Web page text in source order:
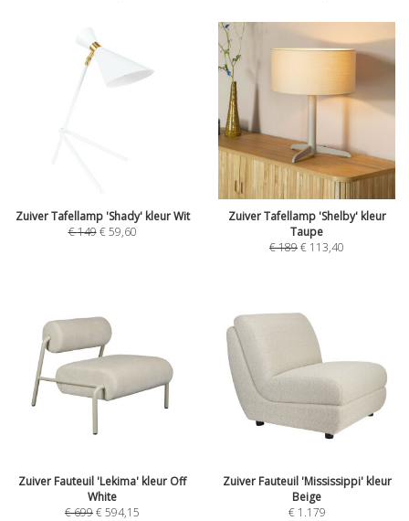
Zuiver Tafellamp 'Shady' kleur Wit
€149 €59,60
Zuiver Tafellamp 'Shelby' kleur
Taupe
€189€ 113,40
Zuiver Fauteuil 'Lekima' kleur Off
White
€699€594,15
Zuiver Fauteuil 'Mississippi' kleur
Beige
€ 1.179